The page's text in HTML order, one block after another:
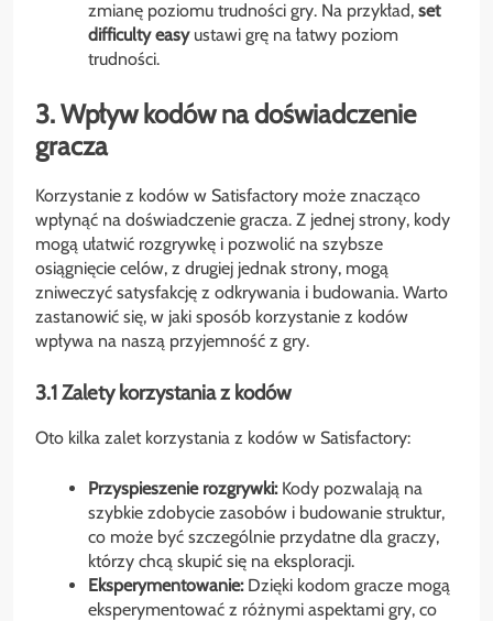
zmianę poziomu trudności gry. Na przykład, set
difficulty easyustawi grę na łatwy poziom
trudności.
3. Wpływ kodów na doświadczenie
gracza
Korzystanie z kodów w Satisfactory może znacząco
wpłynąć na doświadczenie gracza. Z jednej strony, kody
mogą ułatwić rozgrywkę i pozwolić na szybsze
osiągnięcie celów, z drugiej jednak strony, mogą
zniweczyć satysfakcję z odkrywania i budowania. Warto
zastanowić się, w jaki sposób korzystanie z kodów
wpływa na naszą przyjemność z gry.
3.1 Zalety korzystania z kodów
Oto kilka zalet korzystania z kodów w Satisfactory:
Przyspieszenie rozgrywki:Kody pozwalają na
szybkie zdobycie zasobów i budowanie struktur,
co może być szczególnie przydatne dla graczy,
którzy chcą skupić się na eksploracji.
Eksperymentowanie:Dzięki kodom gracze mogą
eksperymentować z różnymi aspektami gry, co